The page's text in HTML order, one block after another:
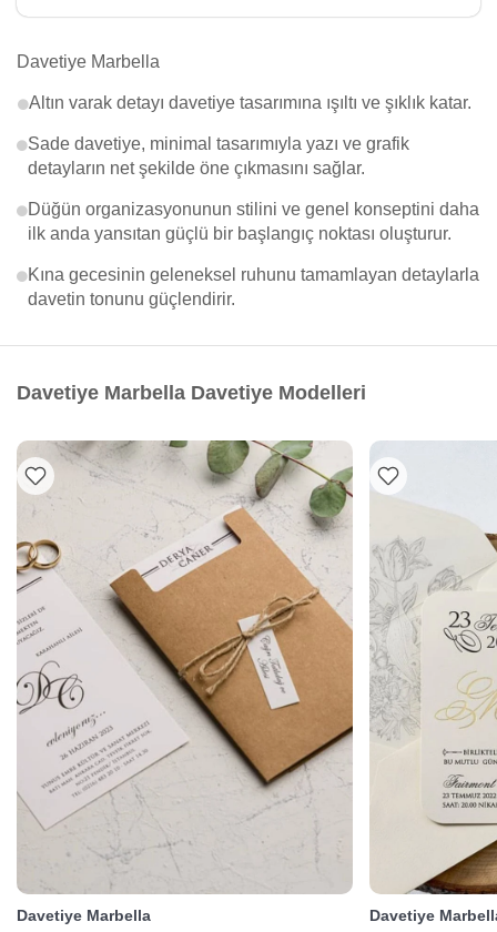
Davetiye Marbella
Altın varak detayı davetiye tasarımına ışıltı ve şıklık katar.
Sade davetiye, minimal tasarımıyla yazı ve grafik
detayların net şekilde öne çıkmasını sağlar.
Düğün organizasyonunun stilini ve genel konseptini daha
ilk anda yansıtan güçlü bir başlangıç noktası oluşturur.
Kına gecesinin geleneksel ruhunu tamamlayan detaylarla
davetin tonunu güçlendirir.
Davetiye Marbella Davetiye Modelleri
Davetiye Marbella
Davetiye